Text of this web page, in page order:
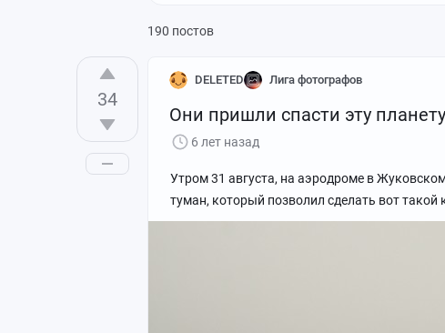
190 постов
34
DELETED Лига фотографов
Они пришли спасти эту
6 лет назад
Утром 31 августа, на аэродроме в
туман, который позволил сделать вот такой